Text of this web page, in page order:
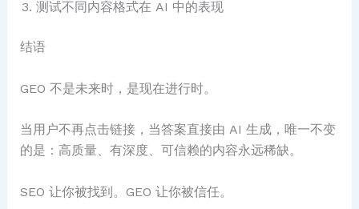
测试不同内容格式在 AI 中的表现
结语
GEO 不是未来时，是现在进行时。
当用户不再点击链接，当答案直接由 AI 生成，唯一不变
的是：高质量、有深度、可信赖的内容永远稀缺。
SEO 让你被找到。GEO 让你被信任。